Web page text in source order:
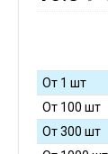
От 1 шт
От 100 шт
От 300 шт